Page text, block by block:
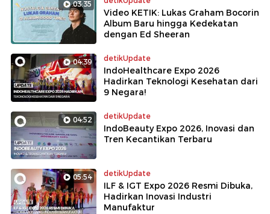
03:35
Video KETIK: Lukas Graham Bocorin
Album Baru hingga Kedekatan
dengan Ed Sheeran
04:39 detikUpdate
IndoHealthcare Expo 2026
Hadirkan Teknologi Kesehatan dari
9 Negara!
04:52 detikUpdate
IndoBeauty Expo 2026, Inovasi dan
Tren Kecantikan Terbaru
05:54 detikUpdate
ILF & IGT Expo 2026 Resmi Dibuka,
Hadirkan Inovasi Industri
Manufaktur